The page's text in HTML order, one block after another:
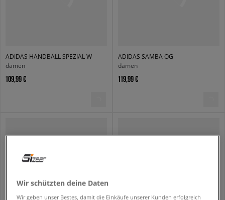
ADIDAS HANDBALL SPEZIAL W
damen
109,99 €
ADIDAS SAMBA OG
damen
119,99 €
Wir schützten deine Daten
Wir geben unser Bestes, damit die Einkäufe unserer Kunden erfolgreich